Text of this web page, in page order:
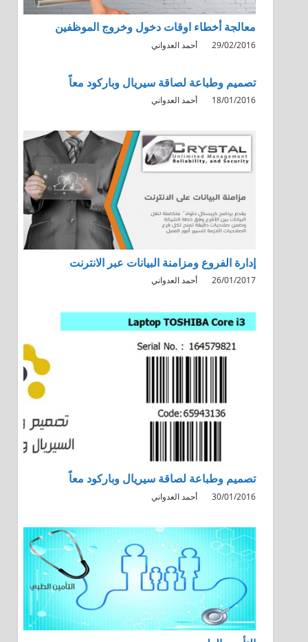
معالجة أخطاء اوقات دخول وخروج الموظفين
29/02/2016
أحمد العدواني
تصميم وطباعة لصاقة سيريال وباركود معاً
18/01/2016
أحمد العدواني
إدارة الفروع ومزامنة البيانات عبر الانترنت
26/01/2017
أحمد العدواني
تصميم وطباعة لصاقة سيريال وباركود معاً
30/01/2016
أحمد العدواني